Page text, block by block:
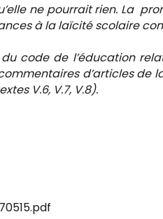
ne pourrait rien. La
à la laïcité scolaire
code de l’éducation
d’articles de
V.6, V.7, V.8).